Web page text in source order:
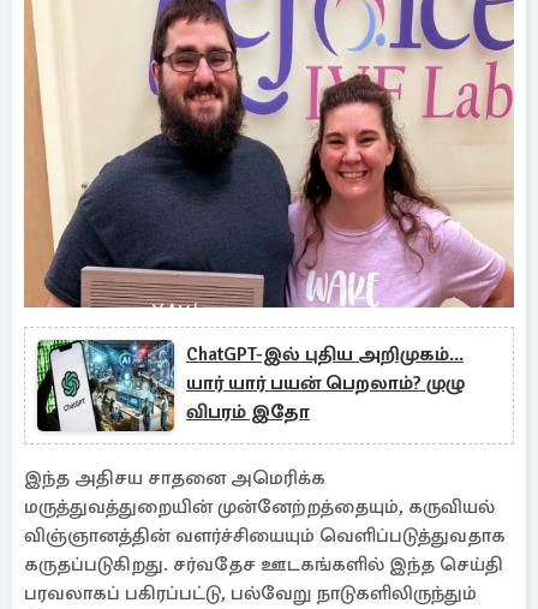
ChatGPT-இல் புதிய அறிமுகம்...
யார் யார் பயன் பெறலாம்? முழு
விபரம் இதோ
இந்த அதிசய சாதனை அமெரிக்க
மருத்துவத்துறையின் முன்னேற்றத்தையும், கருவியல்
விஞ்ஞானத்தின் வளர்ச்சியையும் வெளிப்படுத்துவதாக
கருதப்படுகிறது. சர்வதேச ஊடகங்களில் இந்த செய்தி
பரவலாகப் பகிரப்பட்டு, பல்வேறு நாடுகளிலிருந்தும்